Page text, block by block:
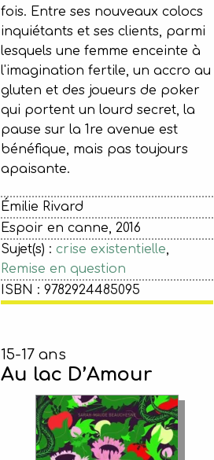
fois. Entre ses nouveaux colocs
inquiétants et ses clients, parmi
lesquels une femme enceinte à
l'imagination fertile, un accro au
gluten et des joueurs de poker
qui portent un lourd secret, la
pause sur la 1re avenue est
bénéfique, mais pas toujours
apaisante.
Émilie Rivard
Espoir en canne, 2016
Sujet(s) : crise existentielle,
Remise en question
ISBN : 9782924485095
15-17 ans
Au lac D’Amour